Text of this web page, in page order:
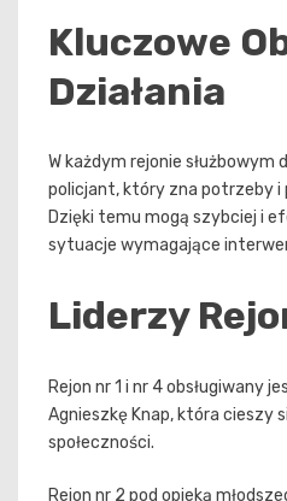
Kluczowe
Działania
W każdym rejonie służbowym
policjant, który zna potrzeby i
Dzięki temu mogą szybciej i
sytuacje wymagające
Liderzy
Rejon nr 1 i nr 4 obsługiwany
Agnieszkę Knap, która cieszy
społeczności.
Rejon nr 2 pod opieką